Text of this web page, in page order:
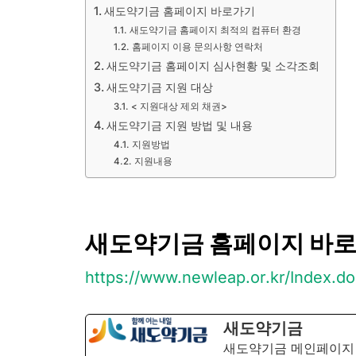
새도약기금 홈페이지 바로가기
새도약기금 홈페이지 최적의 컴퓨터 환경
홈페이지 이용 문의사항 연락처
새도약기금 홈페이지 심사현황 및 소각조회
새도약기금 지원 대상
< 지원대상 제외 채권>
새도약기금 지원 방법 및 내용
지원방법
지원내용
새도약기금 홈페이지 바
https://www.newleap.or.kr/Index.do
새도약기금
새도약기금 메인페이